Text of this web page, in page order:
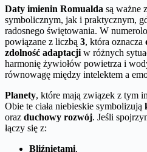
Daty imienin Romualda są ważne
symbolicznym, jak i praktycznym,
radosnego świętowania. W
powiązane z liczbą 3, która oznacza
zdolność adaptacji w różnych
harmonię żywiołów powietrza i
równowagę między intelektem a
Planety, które mają związek z tym
Obie te ciała niebieskie symbolizują
oraz duchowy rozwój. Jeśli
łączy się z:
Bliźniętami,